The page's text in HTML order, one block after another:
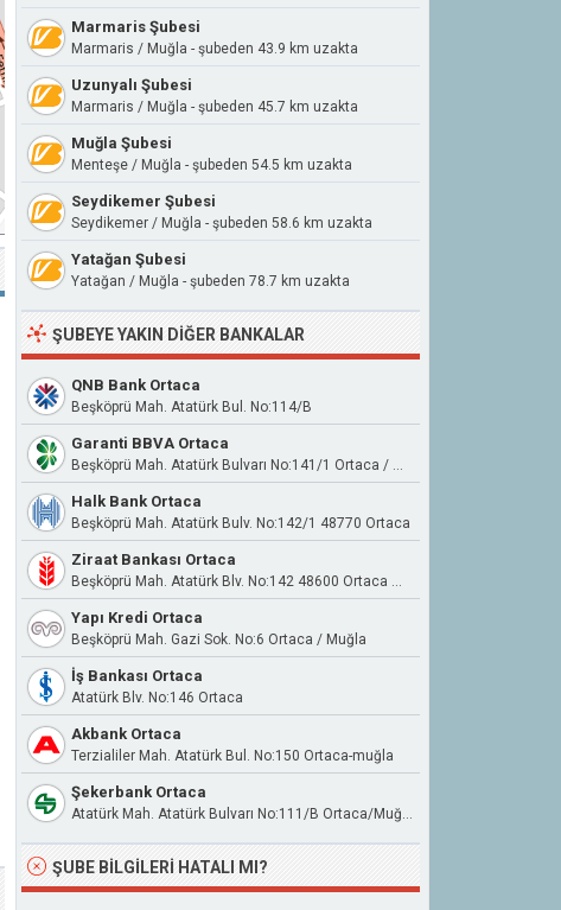
Marmaris Şubesi
Marmaris / Muğla - şubeden 43.9 km uzakta
Uzunyalı Şubesi
Marmaris / Muğla - şubeden 45.7 km uzakta
Muğla Şubesi
Menteşe / Muğla - şubeden 54.5 km uzakta
Seydikemer Şubesi
Seydikemer / Muğla - şubeden 58.6 km uzakta
Yatağan Şubesi
Yatağan / Muğla - şubeden 78.7 km uzakta
ŞUBEYE YAKIN DIĞER BANKALAR
QNB Bank Ortaca
Beşköprü Mah. Atatürk Bul. No:114/B
Garanti BBVA Ortaca
Beşköprü Mah. Atatürk Bulvarı No:141/1 Ortaca / Muğla
Halk Bank Ortaca
Beşköprü Mah. Atatürk Bulv. No:142/1 48770 Ortaca
Ziraat Bankası Ortaca
Beşköprü Mah. Atatürk Blv. No:142 48600 Ortaca Muğla
Yapı Kredi Ortaca
Beşköprü Mah. Gazi Sok. No:6 Ortaca / Muğla
İş Bankası Ortaca
Atatürk Blv. No:146 Ortaca
Akbank Ortaca
Terzialiler Mah. Atatürk Bul. No:150 Ortaca-muğla
Şekerbank Ortaca
Atatürk Mah. Atatürk Bulvarı No:111/B Ortaca/Muğla
ŞUBE BILGILERI HATALI MI?